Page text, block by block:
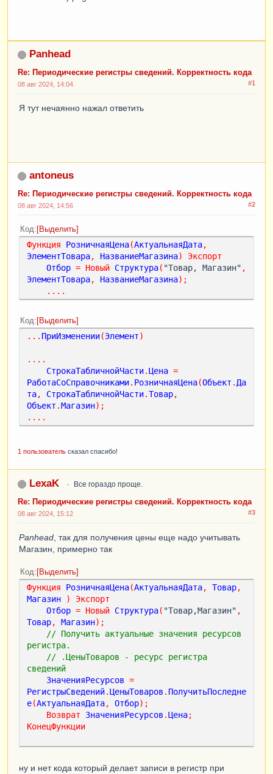
Panhead
Re: Периодические регистры сведений. Корректность кода
#1
08 авг 2024, 14:04
Я тут нечаянно нажал ответить
antoneus
Re: Периодические регистры сведений. Корректность кода
#2
08 авг 2024, 14:56
Код Выделить
Функция РозничнаяЦена(АктуальнаяДата,
ЭлементТовара, НазваниеМагазина)
Экспорт
Отбор = Новый Структура( "Товар, Магазин" ,
ЭлементТовара, НазваниеМагазина);
....
Код Выделить
... ПриИзменении(Элемент)
....
СтрокаТабличнойЧасти.Цена =
РаботаСоСправочниками. РозничнаяЦена(Объект . Да
та, СтрокаТабличнойЧасти.Товар,
Объект .Магазин);
....
1 пользователь сказал спасибо!
LexaK Все гораздо проще.
Re: Периодические регистры сведений. Корректность кода
#3
08 авг 2024, 15:12
Panhead , так для получения цены еще надо учитывать
Магазин, примерно так
Код Выделить
Функция РозничнаяЦена(АктуальнаяДата, Товар,
Магазин
)
Экспорт
Отбор = Новый Структура( "Товар,Магазин" ,
Товар, Магазин);
// Получить актуальные значения ресурсов
регистра.
// .ЦеныТоваров - ресурс регистра
сведений
ЗначенияРесурсов =
РегистрыСведений.ЦеныТоваров . ПолучитьПоследне
е(АктуальнаяДата, Отбор);
Возврат
ЗначенияРесурсов .Цена;
КонецФункции
ну и нет кода который делает записи в регистр при